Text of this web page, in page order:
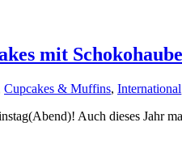
mit Schokohaube
Cupcakes & Muffins, International
Auch dieses Jahr